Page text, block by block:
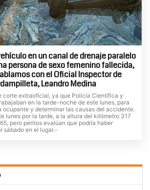
en un canal de drenaje paralelo
persona de sexo femenino fallecida,
con el Oficial Inspector de
Leandro Medina
corte extraoficial, ya que Policía Científica y
en la tarde-noche de este lunes, para
ocupante y determinar las causas del accidente.
lunes por la tarde, a la altura del kilómetro 317
pero peritos evalúan que podría haber
sábado en el lugar.-